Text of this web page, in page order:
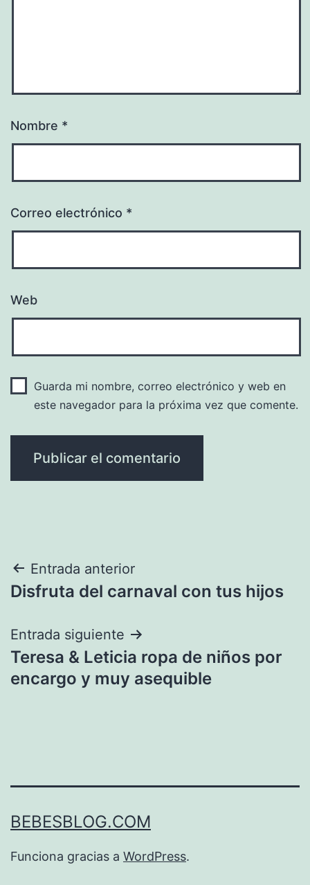
Nombre *
Correo electrónico *
Web
Guarda mi nombre, correo electrónico y web en
este navegador para la próxima vez que comente.
Navegación
de
entradas
Entrada anterior
Disfruta del carnaval con tus hijos
Entrada siguiente
Teresa & Leticia ropa de niños por
encargo y muy asequible
BEBESBLOG.COM
Funciona gracias a WordPress.